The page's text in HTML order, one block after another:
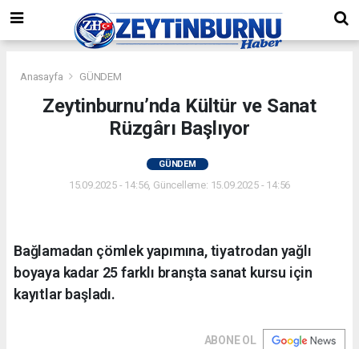
Anasayfa GÜNDEM
Zeytinburnu’nda Kültür ve Sanat
Rüzgârı Başlıyor
GÜNDEM
15.09.2025 - 14:56, Güncelleme: 15.09.2025 - 14:56
Bağlamadan çömlek yapımına, tiyatrodan yağlı
boyaya kadar 25 farklı branşta sanat kursu için
kayıtlar başladı.
ABONE OL